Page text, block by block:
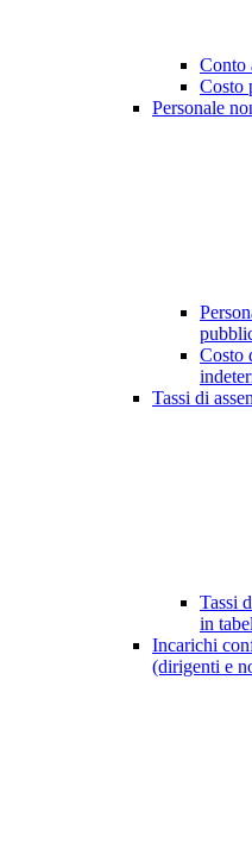
Conto
Costo
Personale
Costo
Tassi di
Tassi
in
Incarichi
(dirigenti e